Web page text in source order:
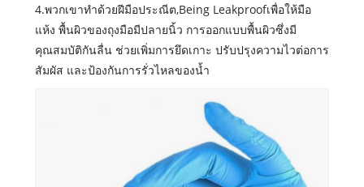
4.พวกเขาทำด้วยฝีมือประณีต,Being Leakproofเพื่อให้มือ
แห้ง พื้นผิวของถุงมือมีปลายนิ้ว การออกแบบพื้นผิวซึ่งมี
คุณสมบัติกันลื่น ช่วยเพิ่มการยึดเกาะ ปรับปรุงความไวต่อการ
สัมผัส และป้องกันการรั่วไหลของน้ำ